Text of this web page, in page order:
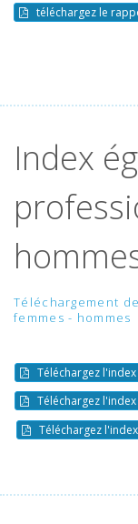
téléchargez le
Index
Téléchargement
femmes - hommes
Téléchargez
Téléchargez
Téléchargez